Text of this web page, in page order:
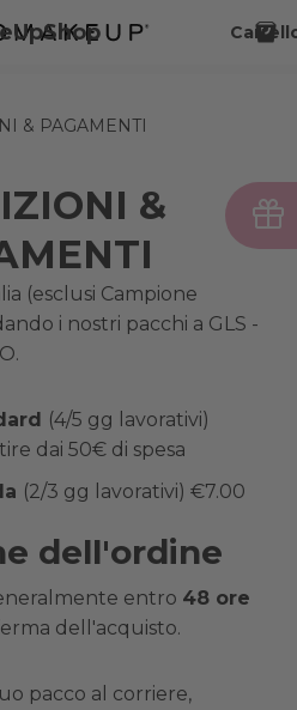
& PAGAMENTI
&
(esclusi Campione
i nostri pacchi a GLS -
(4/5 gg lavorativi)
dai 50€ di spesa
(2/3 gg lavorativi) €7.00
dell'ordine
entro 48 ore
dell'acquisto.
pacco al corriere,